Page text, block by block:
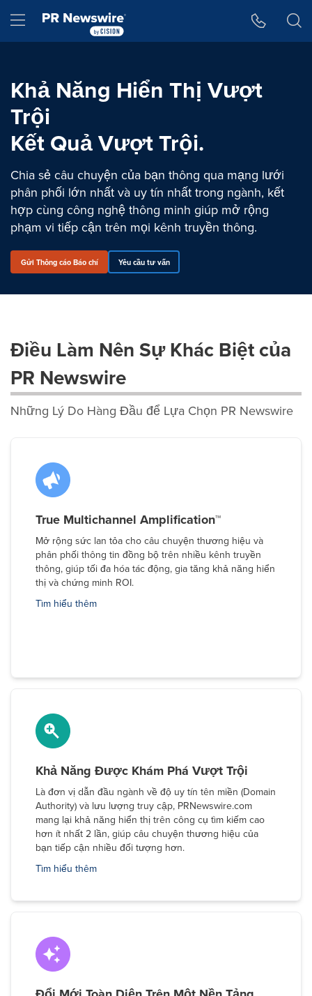
Hamburger menu
Khả Năng Hiển Thị Vượt
Trội
Kết Quả Vượt Trội.
Chia sẻ câu chuyện của bạn thông qua mạng lưới
phân phối lớn nhất và uy tín nhất trong ngành, kết
hợp cùng công nghệ thông minh giúp mở rộng
phạm vi tiếp cận trên mọi kênh truyền thông.
Gửi Thông cáo Báo chí Yêu cầu tư vấn
Điều Làm Nên Sự Khác Biệt của
PR Newswire
Những Lý Do Hàng Đầu để Lựa Chọn PR Newswire
True Multichannel Amplification™
Mở rộng sức lan tỏa cho câu chuyện thương hiệu và
phân phối thông tin đồng bộ trên nhiều kênh truyền
thông, giúp tối đa hóa tác động, gia tăng khả năng hiển
thị và chứng minh ROI.
Tìm hiểu thêm
Khả Năng Được Khám Phá Vượt Trội
Là đơn vị dẫn đầu ngành về độ uy tín tên miền (Domain
Authority) và lưu lượng truy cập, PRNewswire.com
mang lại khả năng hiển thị trên công cụ tìm kiếm cao
hơn ít nhất 2 lần, giúp câu chuyện thương hiệu của
bạn tiếp cận nhiều đối tượng hơn.
Tìm hiểu thêm